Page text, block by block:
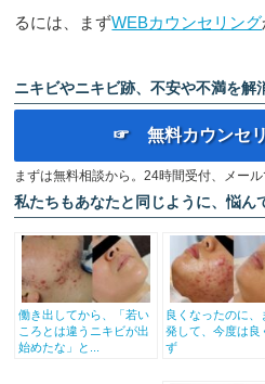
るには、まずWEBカウンセリング
ニキビやニキビ跡、不安や不満を解
☞ 無料カウンセ
まずは無料相談から。24時間受付、メール
私たちもあなたと同じように、悩ん
働き出してから、「若い
ころとは違うニキビが出
始めたな」と...
良くなったのに、
発して、今度は良
ず